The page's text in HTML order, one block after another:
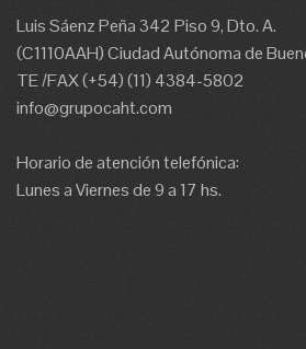
Luis Sáenz Peña 342 Piso 9, Dto. A.
(C1110AAH) Ciudad Autónoma de
TE /FAX (+54) (11) 4384-5802
info@grupocaht.com
Horario de atención telefónica:
Lunes a Viernes de 9 a 17 hs.